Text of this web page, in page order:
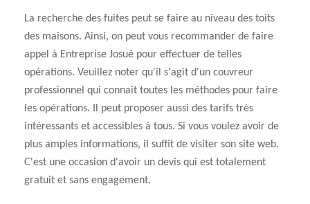
La recherche des fuites peut se faire au niveau des toits
des maisons. Ainsi, on peut vous recommander de faire
appel à Entreprise Josué pour effectuer de telles
opérations. Veuillez noter qu'il s'agit d'un couvreur
professionnel qui connait toutes les méthodes pour faire
les opérations. Il peut proposer aussi des tarifs très
intéressants et accessibles à tous. Si vous voulez avoir de
plus amples informations, il suffit de visiter son site web.
C'est une occasion d'avoir un devis qui est totalement
gratuit et sans engagement.